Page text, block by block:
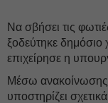
Να σβήσει τις
ξοδεύτηκε
επιχείρησε η
Μέσω
υποστηρίζει